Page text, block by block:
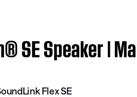
SE Speaker |
Flex SE